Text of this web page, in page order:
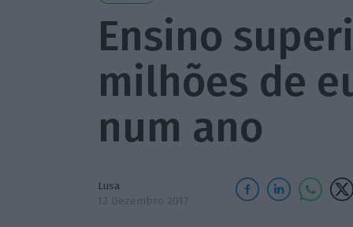
Ensino
milhões de
num ano
Lusa
12 Dezembro 2017